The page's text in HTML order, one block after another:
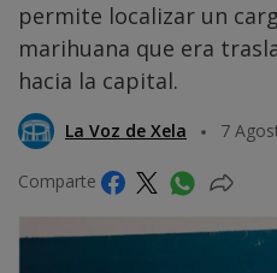
permite localizar un
marihuana que era
hacia la capital.
La Voz de Xela 7
Comparte